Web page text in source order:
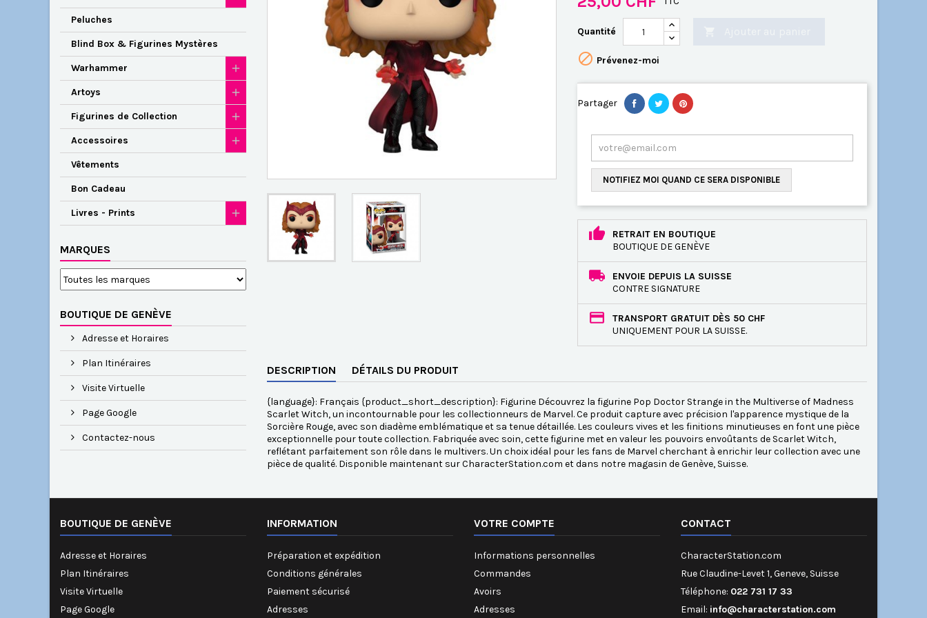
Peluches
Blind Box & Figurines Mystères
Warhammer
Artoys
Figurines de Collection
Accessoires
Vêtements
Bon Cadeau
Livres - Prints
MARQUES
BOUTIQUE DE GENÈVE
Adresse et Horaires
Plan Itinéraires
Visite Virtuelle
Page Google
Contactez-nous
Quantité
 Prévenez-moi
Partager
NOTIFIEZ MOI QUAND CE SERA DISPONIBLE
RETRAIT EN BOUTIQUE
BOUTIQUE DE GENÈVE
ENVOIE DEPUIS LA SUISSE
CONTRE SIGNATURE
TRANSPORT GRATUIT DÈS 50 CHF
UNIQUEMENT POUR LA SUISSE.
DESCRIPTION DÉTAILS DU PRODUIT
{language}: Français {product_short_description}: Figurine Découvrez la figurine Pop Doctor Strange in the Multiverse of Madness
Scarlet Witch, un incontournable pour les collectionneurs de Marvel. Ce produit capture avec précision l'apparence mystique de la
Sorcière Rouge, avec son diadème emblématique et sa tenue détaillée. Les couleurs vives et les finitions minutieuses en font une pièce
exceptionnelle pour toute collection. Fabriquée avec soin, cette figurine met en valeur les pouvoirs envoûtants de Scarlet Witch,
reflétant parfaitement son rôle dans le multivers. Un choix idéal pour les fans de Marvel cherchant à enrichir leur collection avec une
pièce de qualité. Disponible maintenant sur CharacterStation.com et dans notre magasin de Genève, Suisse.
BOUTIQUE DE GENÈVE
Adresse et Horaires
Plan Itinéraires
Visite Virtuelle
Page Google
INFORMATION
Préparation et expédition
Conditions générales
Paiement sécurisé
Adresses
VOTRE COMPTE
Informations personnelles
Commandes
Avoirs
Adresses
CONTACT
CharacterStation.com
Rue Claudine-Levet 1, Geneve, Suisse
Téléphone: 022 731 17 33
Email: info@characterstation.com